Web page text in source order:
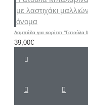
39,00€